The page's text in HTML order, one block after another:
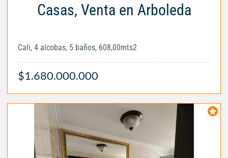
Casas, Venta en Arboleda
Cali, 4 alcobas, 5 baños, 608,00mts2
$1.680.000.000